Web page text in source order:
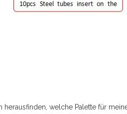
herausfinden, welche Palette für